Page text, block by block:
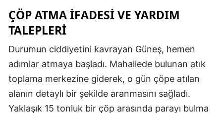
ÇÖP ATMA İFADESI VE YARDIM
TALEPLERI
Durumun ciddiyetini kavrayan Güneş, hemen
adımlar atmaya başladı. Mahallede bulunan atık
toplama merkezine giderek, o gün çöpe atılan
alanın detaylı bir şekilde aranmasını sağladı.
Yaklaşık 15 tonluk bir çöp arasında parayı bulma